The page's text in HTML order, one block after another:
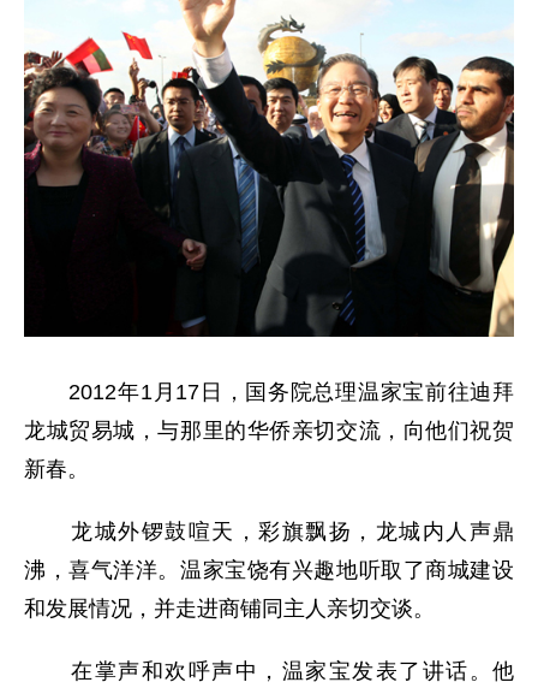
2012年1月17日，国务院总理温家宝前往迪拜
龙城贸易城，与那里的华侨亲切交流，向他们祝贺
新春。
龙城外锣鼓喧天，彩旗飘扬，龙城内人声鼎
沸，喜气洋洋。温家宝饶有兴趣地听取了商城建设
和发展情况，并走进商铺同主人亲切交谈。
在掌声和欢呼声中，温家宝发表了讲话。他